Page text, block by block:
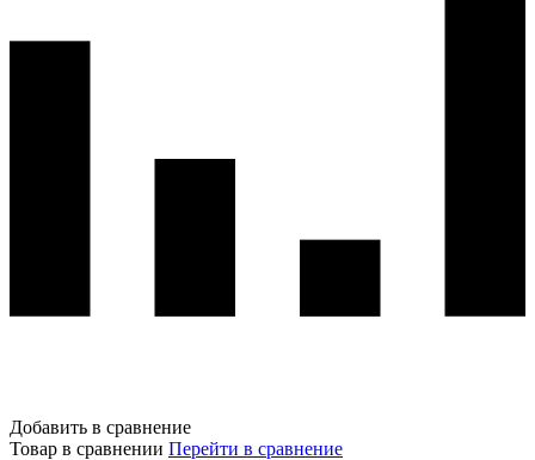
Добавить в сравнение
Товар в сравнении Перейти в сравнение